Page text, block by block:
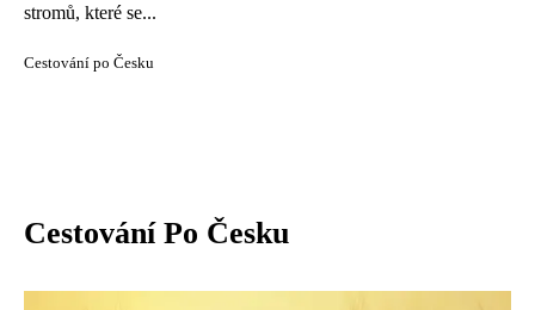
stromů, které se...
Cestování po Česku
Cestování Po Česku